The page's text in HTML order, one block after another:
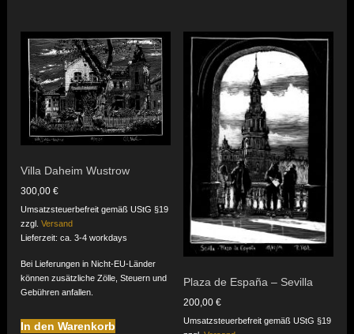
Villa Daheim Wustrow
300,00€
Umsatzsteuerbefreit gemäß UStG §19
zzgl.Versand
Lieferzeit: ca. 3-4 workdays
Bei Lieferungen in Nicht-EU-Länder
können zusätzliche Zölle, Steuern und
Gebühren anfallen.
In den Warenkorb
Plaza de España – Sevilla
200,00 €
Umsatzsteuerbefreit gemäß UStG §19